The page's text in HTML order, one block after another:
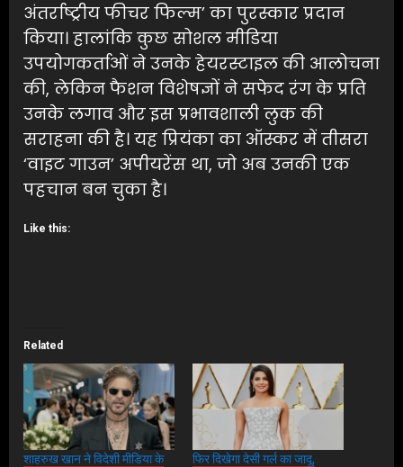
अंतर्राष्ट्रीय फीचर फिल्म’ का पुरस्कार प्रदान
किया। हालांकि कुछ सोशल मीडिया
उपयोगकर्ताओं ने उनके हेयरस्टाइल की आलोचना
की, लेकिन फैशन विशेषज्ञों ने सफेद रंग के प्रति
उनके लगाव और इस प्रभावशाली लुक की
सराहना की है। यह प्रियंका का ऑस्कर में तीसरा
‘वाइट गाउन’ अपीयरेंस था, जो अब उनकी एक
पहचान बन चुका है।
Like this:
Related
शाहरुख खान ने विदेशी मीडिया के
फिर दिखेगा देसी गर्ल का जादू,